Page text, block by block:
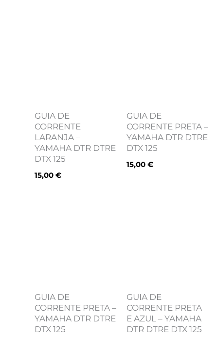
GUIA DE
CORRENTE
LARANJA –
YAMAHA DTR DTRE
DTX 125
15,00 €
GUIA DE
CORRENTE PRETA –
YAMAHA DTR DTRE
DTX 125
15,00 €
GUIA DE
CORRENTE PRETA –
YAMAHA DTR DTRE
DTX 125
GUIA DE
CORRENTE PRETA
E AZUL – YAMAHA
DTR DTRE DTX 125